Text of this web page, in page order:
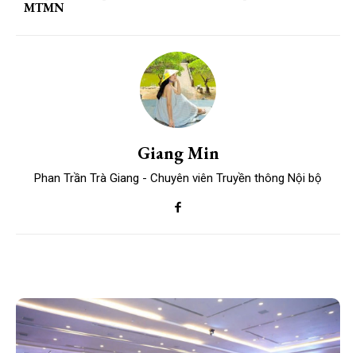
MTMN
Giang Min
Phan Trần Trà Giang - Chuyên viên Truyền thông Nội bộ